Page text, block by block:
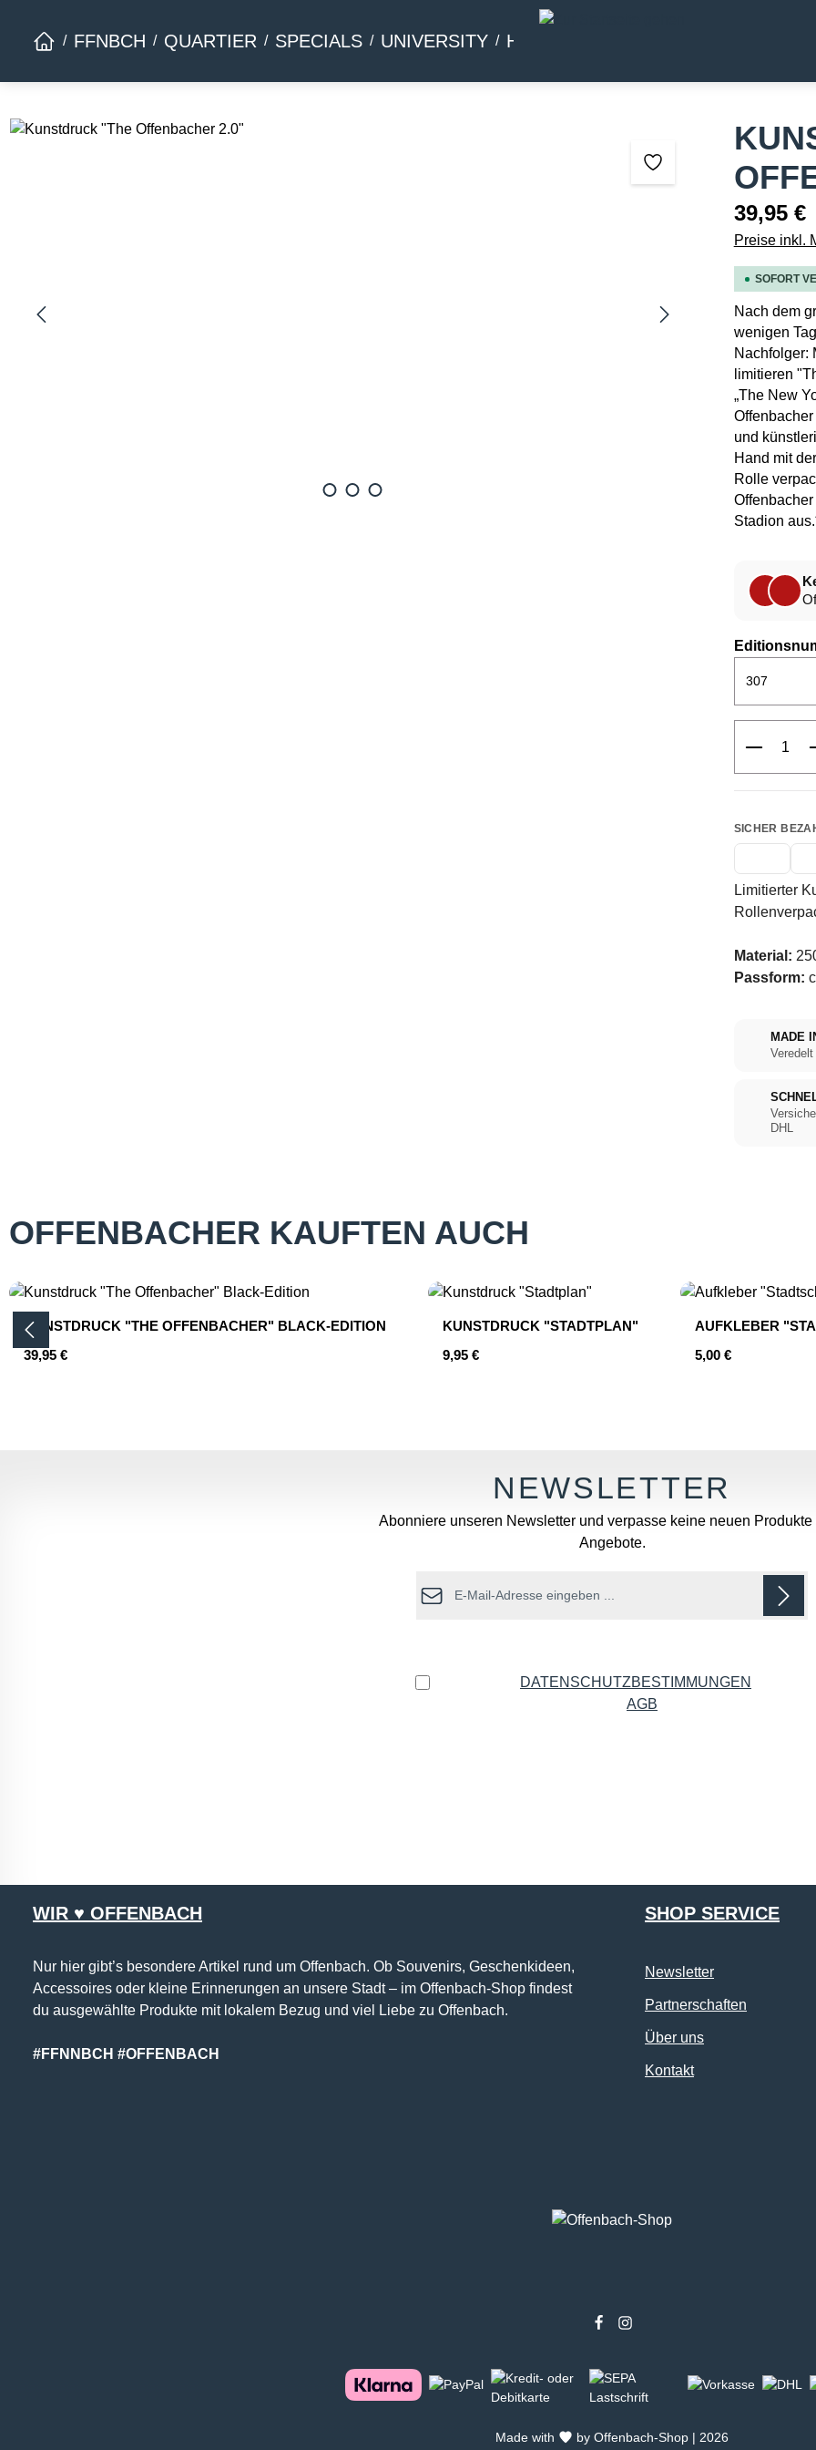
FFNBCH QUARTIER SPECIALS UNIVERSITY HOMMAGE
Bildergalerie überspringen
39,95 €
Preise inkl.
SOFORT
Nach dem
wenigen
Nachfolger:
limitieren
„The New
und
Hand mit
Rolle
Stadion
SICHER
Limitierter
Material:
Passform:
MADE
DHL
OFFENBACHER KAUFTEN AUCH
Produktgalerie überspringen
KUNSTDRUCK "THE OFFENBACHER" BLACK-EDITION
Regulärer Preis:
39,95 €
KUNSTDRUCK "STADTPLAN"
Regulärer Preis:
9,95 €
AUFKLEBER
Regulärer Preis:
5,00 €
Abonniere unseren Newsletter und verpasse keine neuen Produkte
Angebote.
DATENSCHUTZBESTIMMUNGEN
AGB
WIR ♥ OFFENBACH
Nur hier gibt’s besondere Artikel rund um Offenbach. Ob Souvenirs, Geschenkideen,
Accessoires oder kleine Erinnerungen an unsere Stadt – im Offenbach-Shop findest
du ausgewählte Produkte mit lokalem Bezug und viel Liebe zu Offenbach.
#FFNNBCH #OFFENBACH
SHOP SERVICE
Newsletter
Partnerschaften
Über uns
Kontakt
Made with by Offenbach-Shop | 2026